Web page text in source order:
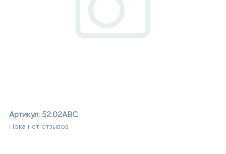
Артикул: 52.02ABC
Пока нет отзывов